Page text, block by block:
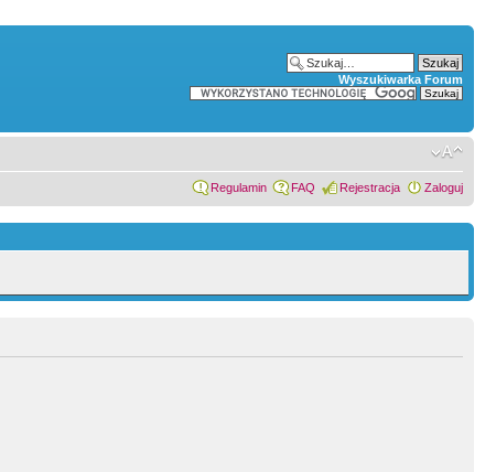
Wyszukiwarka Forum
Regulamin FAQ Rejestracja Zaloguj